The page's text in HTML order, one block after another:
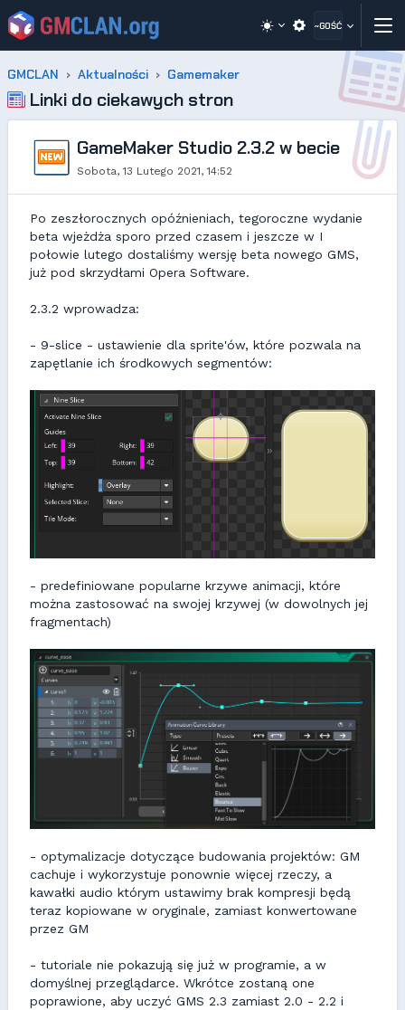
~GOŚĆ
GMCLAN Aktualności Gamemaker
Linki do ciekawych stron
GameMaker Studio 2.3.2 w becie
Sobota, 13 Lutego 2021, 14:52
Po zeszłorocznych opóźnieniach, tegoroczne wydanie
beta wjeżdża sporo przed czasem i jeszcze w I
połowie lutego dostaliśmy wersję beta nowego GMS,
już pod skrzydłami Opera Software.
2.3.2 wprowadza:
- 9-slice - ustawienie dla sprite'ów, które pozwala na
zapętlanie ich środkowych segmentów:
- predefiniowane popularne krzywe animacji, które
można zastosować na swojej krzywej (w dowolnych jej
fragmentach)
- optymalizacje dotyczące budowania projektów: GM
cachuje i wykorzystuje ponownie więcej rzeczy, a
kawałki audio którym ustawimy brak kompresji będą
teraz kopiowane w oryginale, zamiast konwertowane
przez GM
- tutoriale nie pokazują się już w programie, a w
domyślnej przeglądarce. Wkrótce zostaną one
poprawione, aby uczyć GMS 2.3 zamiast 2.0 - 2.2 i